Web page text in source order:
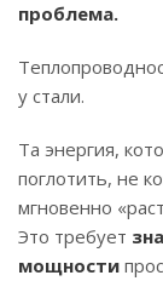
проблема.
у стали.
Та энергия,
поглотить, не
мгновенно
Это требует
мощности